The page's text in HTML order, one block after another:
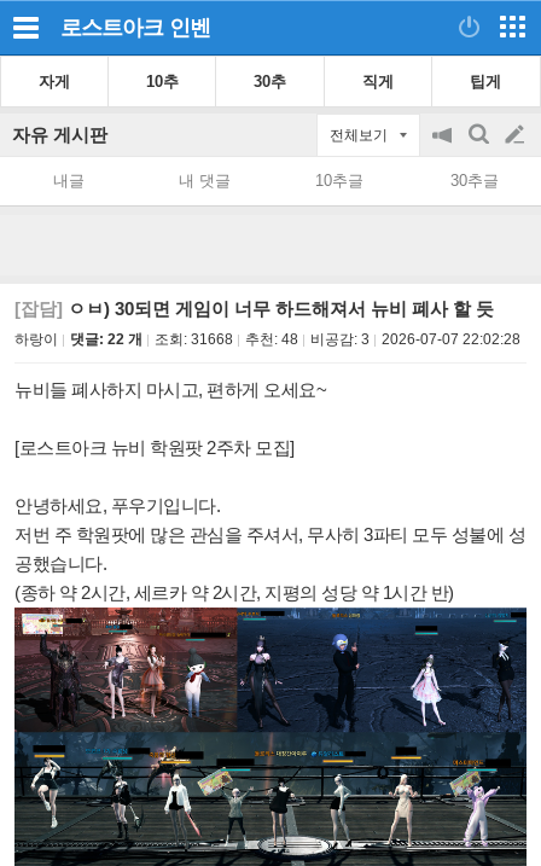
로스트아크 인벤
자게 10추 30추 직게 팁게
자유 게시판 전체보기
공
지
on/off
검
색
글
쓰
내글 내 댓글 10추글 30추글
[잡담] ㅇㅂ) 30되면 게임이 너무 하드해져서 뉴비 폐사 할 듯
하랑이 댓글: 22 개 조회: 31668 추천: 48 비공감: 3 2026-07-07 22:02:28
뉴비들 폐사하지 마시고, 편하게 오세요~
[로스트아크 뉴비 학원팟 2주차 모집]
안녕하세요, 푸우기입니다.
저번 주 학원팟에 많은 관심을 주셔서, 무사히 3파티 모두 성불에 성
공했습니다.
(종하 약 2시간, 세르카 약 2시간, 지평의 성당 약 1시간 반)